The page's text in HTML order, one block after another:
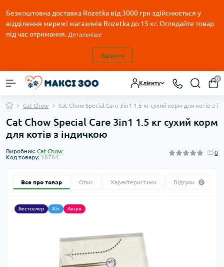
Безкоштовна доставка Rozetka від 3000 грн здійснюється у
відділення мережі магазинів Rozetka до 15 кг. Оглядайте товар
під час отримання. Детальніше
Закрити
Клієнту
0
Cat Chow Cat Chow Special Care 3in1 1.5 кг сухий корм для котів з
Cat Chow Special Care 3in1 1.5 кг сухий корм
для котів з індичкою
Виробник: Cat Chow
Код товару: 18784
0
Все про товар Опис Характеристики Відгуки 0
Бестселер Хіт Акція